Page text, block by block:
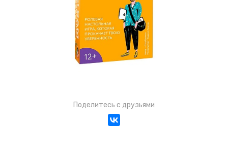
Поделитесь с друзьями